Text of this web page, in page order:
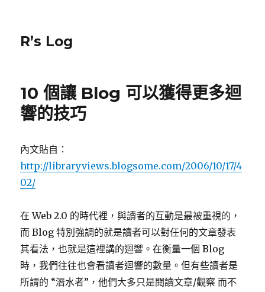
R’s Log
10 個讓 Blog 可以獲得更多迴
響的技巧
內文貼自：
http://libraryviews.blogsome.com/2006/10/17/4
02/
在 Web 2.0 的時代裡，與讀者的互動是最被重視的，
而 Blog 特別強調的就是讀者可以對任何的文章發表
其看法，也就是這裡講的迴響。在衡量一個 Blog
時，我們往往也會看讀者迴響的數量。但有些讀者是
所謂的 “潛水者”，他們大多只是閱讀文章/觀察 而不